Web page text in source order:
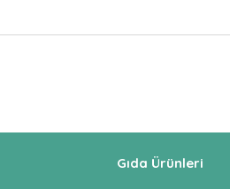
Gıda Ürünleri